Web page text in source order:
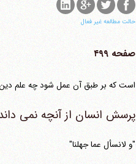
حالت مطالعه غیر فعال
صفحه ۴۹۹
است که بر طبق آن عمل شود چه علم دین
پرسش انسان از آنچه نمی
"و لانسأل عما جهلنا"